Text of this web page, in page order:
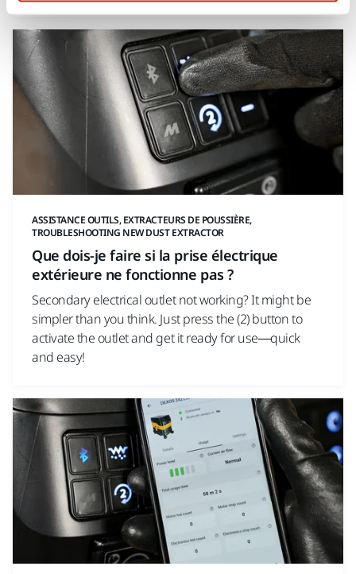
ASSISTANCE OUTILS, EXTRACTEURS DE POUSSIÈRE,
TROUBLESHOOTING NEW DUST EXTRACTOR
Que dois-je faire si la prise électrique
extérieure ne fonctionne pas ?
Secondary electrical outlet not working? It might be
simpler than you think. Just press the (2) button to
activate the outlet and get it ready for use—quick
and easy!